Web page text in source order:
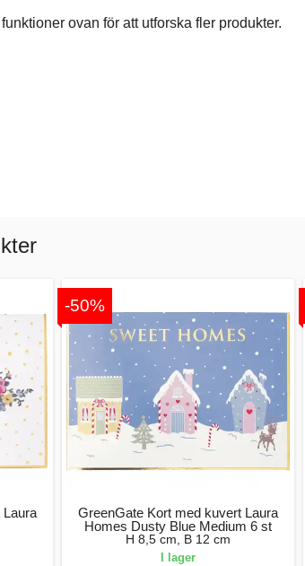
ovan för att utforska fler produkter.
Laura
-50%
GreenGate Kort med kuvert Laura
Homes Dusty Blue Medium 6 st
H 8,5 cm, B 12 cm
I lager